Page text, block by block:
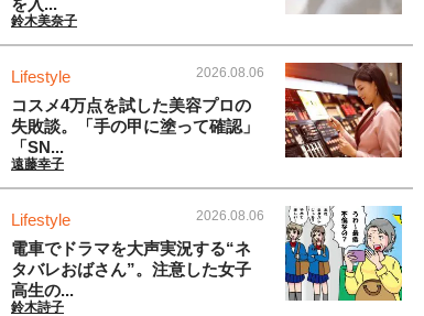
鈴木美奈子
Lifestyle 2026.08.06
コスメ4万点を試した美容プロの
失敗談。「手の甲に塗って確認」
「SN...
遠藤幸子
Lifestyle 2026.08.06
電車でドラマを大声実況する“ネ
タバレおばさん”。注意した女子
高生の...
鈴木詩子